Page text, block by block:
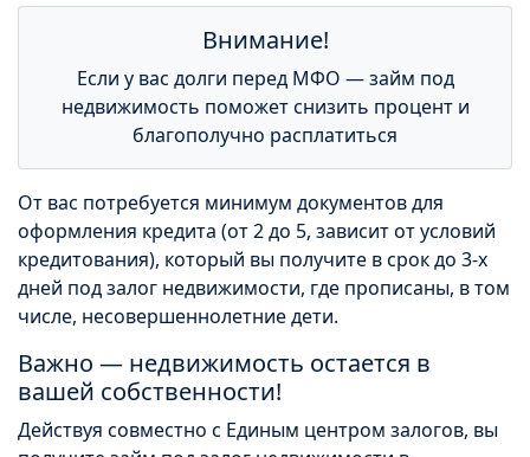
Внимание!
Если у вас долги перед МФО — займ под
недвижимость поможет снизить процент и
благополучно расплатиться
От вас потребуется минимум документов для
оформления кредита (от 2 до 5, зависит от условий
кредитования), который вы получите в срок до 3-х
дней под залог недвижимости, где прописаны, в том
числе, несовершеннолетние дети.
Важно — недвижимость остается в
вашей собственности!
Действуя совместно с Единым центром залогов, вы